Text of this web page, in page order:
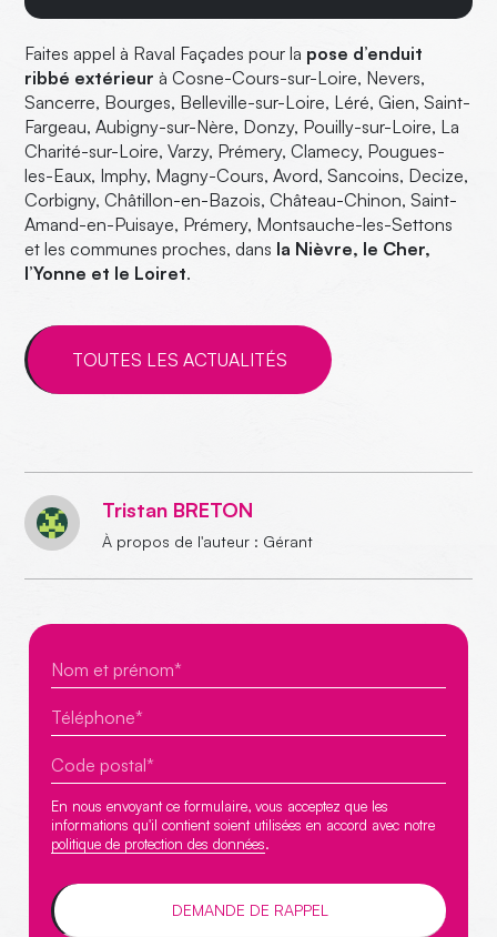
Faites appel à Raval Façades pour la pose d’enduit
ribbé extérieur à Cosne-Cours-sur-Loire, Nevers,
Sancerre, Bourges, Belleville-sur-Loire, Léré, Gien, Saint-
Fargeau, Aubigny-sur-Nère, Donzy, Pouilly-sur-Loire, La
Charité-sur-Loire, Varzy, Prémery, Clamecy, Pougues-
les-Eaux, Imphy, Magny-Cours, Avord, Sancoins, Decize,
Corbigny, Châtillon-en-Bazois, Château-Chinon, Saint-
Amand-en-Puisaye, Prémery, Montsauche-les-Settons
et les communes proches, dans la Nièvre, le Cher,
l’Yonne et le Loiret.
TOUTES LES ACTUALITÉS
Tristan BRETON
À propos de l'auteur : Gérant
En nous envoyant ce formulaire, vous acceptez que les
informations qu'il contient soient utilisées en accord avec notre
politique de protection des données.